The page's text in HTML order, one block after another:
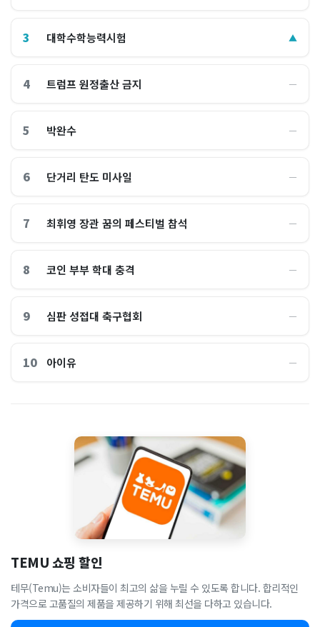
3 대학수학능력시험 ▲
4 트럼프 원정출산 금지 ―
5 박완수 ―
6 단거리 탄도 미사일 ―
7 최휘영 장관 꿈의 페스티벌 참석 ―
8 코인 부부 학대 충격 ―
9 심판 성접대 축구협회 ―
10 아이유 ―
TEMU 쇼핑 할인
테무(Temu)는 소비자들이 최고의 삶을 누릴 수 있도록 합니다. 합리적인
가격으로 고품질의 제품을 제공하기 위해 최선을 다하고 있습니다.